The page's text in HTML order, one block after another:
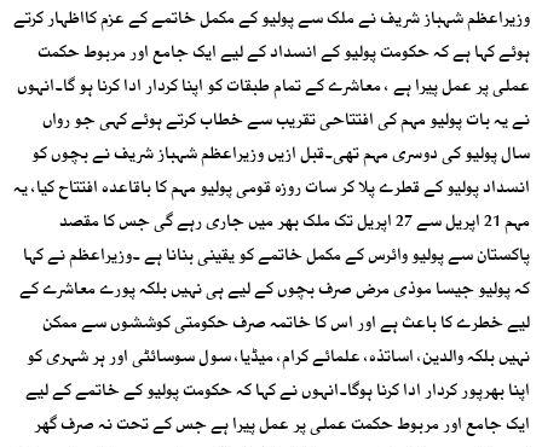
وزیراعظم شہباز شریف نے ملک سے پولیو کے مکمل خاتمے کے عزم کااظہار کرتے
ہوئے کہا ہے کہ حکومت پولیو کے انسداد کے لیے ایک جامع اور مربوط حکمت
عملی پر عمل پیرا ہے ، معاشرے کے تمام طبقات کو اپنا کردار ادا کرنا ہو گا۔انہوں
نے یہ بات پولیو مہم کی افتتاحی تقریب سے خطاب کرتے ہوئے کہی جو رواں
سال پولیو کی دوسری مہم تھی۔قبل ازیں وزیراعظم شہباز شریف نے بچوں کو
انسداد پولیو کے قطرے پلا کر سات روزہ قومی پولیو مہم کا باقاعدہ افتتاح کیا، یہ
مہم 21 اپریل سے 27 اپریل تک ملک بھر میں جاری رہے گی جس کا مقصد
پاکستان سے پولیو وائرس کے مکمل خاتمے کو یقینی بنانا ہے ۔وزیراعظم نے کہا
کہ پولیو جیسا موذی مرض صرف بچوں کے لیے ہی نہیں بلکہ پورے معاشرے کے
لیے خطرے کا باعث ہے اور اس کا خاتمہ صرف حکومتی کوششوں سے ممکن
نہیں بلکہ والدین، اساتذہ، علمائے کرام، میڈیا، سول سوسائٹی اور ہر شہری کو
اپنا بھرپور کردار ادا کرنا ہوگا۔انہوں نے کہا کہ حکومت پولیو کے خاتمے کے لیے
ایک جامع اور مربوط حکمت عملی پر عمل پیرا ہے جس کے تحت نہ صرف گھر